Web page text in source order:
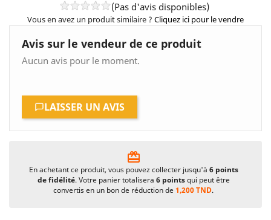
(Pas d'avis disponibles)
Vous en avez un produit similaire ? Cliquez ici pour le vendre
Avis sur le vendeur de ce produit
Aucun avis pour le moment.
LAISSER UN AVIS
card_giftcard
En achetant ce produit, vous pouvez collecter jusqu'à 6points
de fidélité. Votre panier totalisera 6pointsqui peut être
convertis en un bon de réduction de1,200 TND.